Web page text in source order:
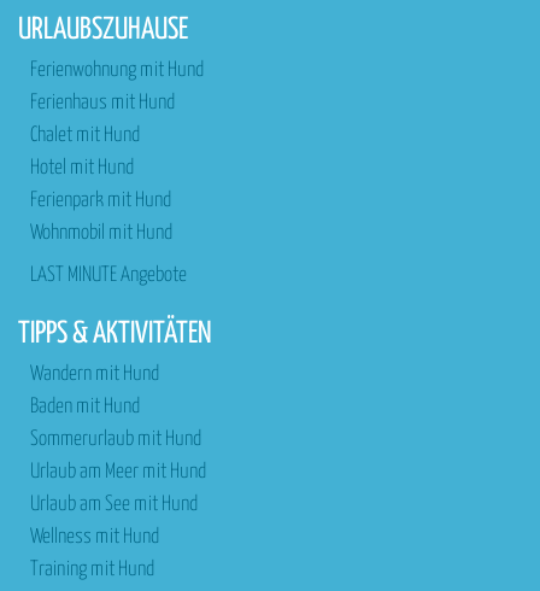
URLAUBSZUHAUSE
Ferienwohnung mit Hund
Ferienhaus mit Hund
Chalet mit Hund
Hotel mit Hund
Ferienpark mit Hund
Wohnmobil mit Hund
LAST MINUTE Angebote
TIPPS & AKTIVITÄTEN
Wandern mit Hund
Baden mit Hund
Sommerurlaub mit Hund
Urlaub am Meer mit Hund
Urlaub am See mit Hund
Wellness mit Hund
Training mit Hund